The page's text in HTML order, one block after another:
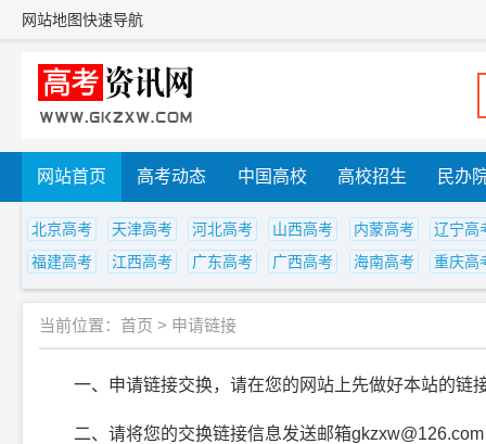
网站地图快速导航
网站首页 高考动态 中国高校 高校招生 民办
北京高考 天津高考 河北高考 山西高考 内蒙高考
辽宁高
福建高考
江西高考 广东高考 广西高考 海南高考 重庆高
当前位置： 首页 > 申请链接
一、申请链接交换，请在您的网站上先做好本站的链
二、请将您的交换链接信息发送邮箱gkzxw@126.com